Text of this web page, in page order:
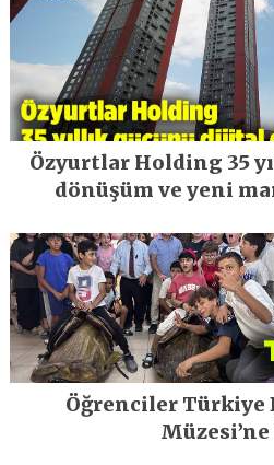
Özyurtlar Holding 35
dönüşüm ve yeni
Öğrenciler Türkiye